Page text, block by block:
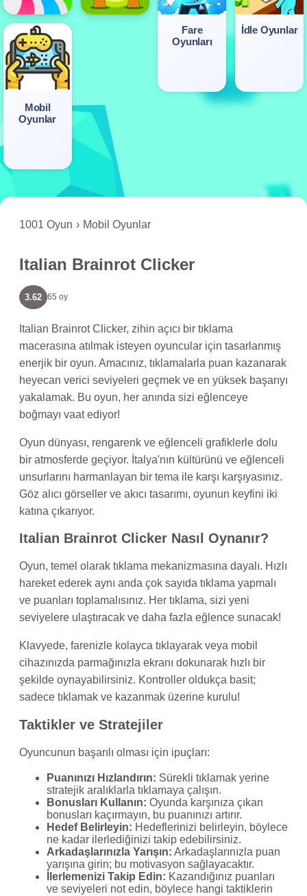
Fare
Oyunları
İdle Oyunlar
Mobil
Oyunlar
1001 Oyun Mobil Oyunlar
Italian Brainrot Clicker
3.62 65 oy
Italian Brainrot Clicker, zihin açıcı bir tıklama
macerasına atılmak isteyen oyuncular için tasarlanmış
enerjik bir oyun. Amacınız, tıklamalarla puan kazanarak
heyecan verici seviyeleri geçmek ve en yüksek başarıyı
yakalamak. Bu oyun, her anında sizi eğlenceye
boğmayı vaat ediyor!
Oyun dünyası, rengarenk ve eğlenceli grafiklerle dolu
bir atmosferde geçiyor. İtalya'nın kültürünü ve eğlenceli
unsurlarını harmanlayan bir tema ile karşı karşıyasınız.
Göz alıcı görseller ve akıcı tasarımı, oyunun keyfini iki
katına çıkarıyor.
Italian Brainrot Clicker Nasıl Oynanır?
Oyun, temel olarak tıklama mekanizmasına dayalı. Hızlı
hareket ederek aynı anda çok sayıda tıklama yapmalı
ve puanları toplamalısınız. Her tıklama, sizi yeni
seviyelere ulaştıracak ve daha fazla eğlence sunacak!
Klavyede, farenizle kolayca tıklayarak veya mobil
cihazınızda parmağınızla ekranı dokunarak hızlı bir
şekilde oynayabilirsiniz. Kontroller oldukça basit;
sadece tıklamak ve kazanmak üzerine kurulu!
Taktikler ve Stratejiler
Oyuncunun başarılı olması için ipuçları:
Puanınızı Hızlandırın: Sürekli tıklamak yerine
stratejik aralıklarla tıklamaya çalışın.
Bonusları Kullanın: Oyunda karşınıza çıkan
bonusları kaçırmayın, bu puanınızı artırır.
Hedef Belirleyin: Hedeflerinizi belirleyin, böylece
ne kadar ilerlediğinizi takip edebilirsiniz.
Arkadaşlarınızla Yarışın: Arkadaşlarınızla puan
yarışına girin; bu motivasyon sağlayacaktır.
İlerlemenizi Takip Edin: Kazandığınız puanları
ve seviyeleri not edin, böylece hangi taktiklerin